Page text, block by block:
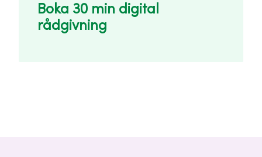
Boka 30 min digital
rådgivning